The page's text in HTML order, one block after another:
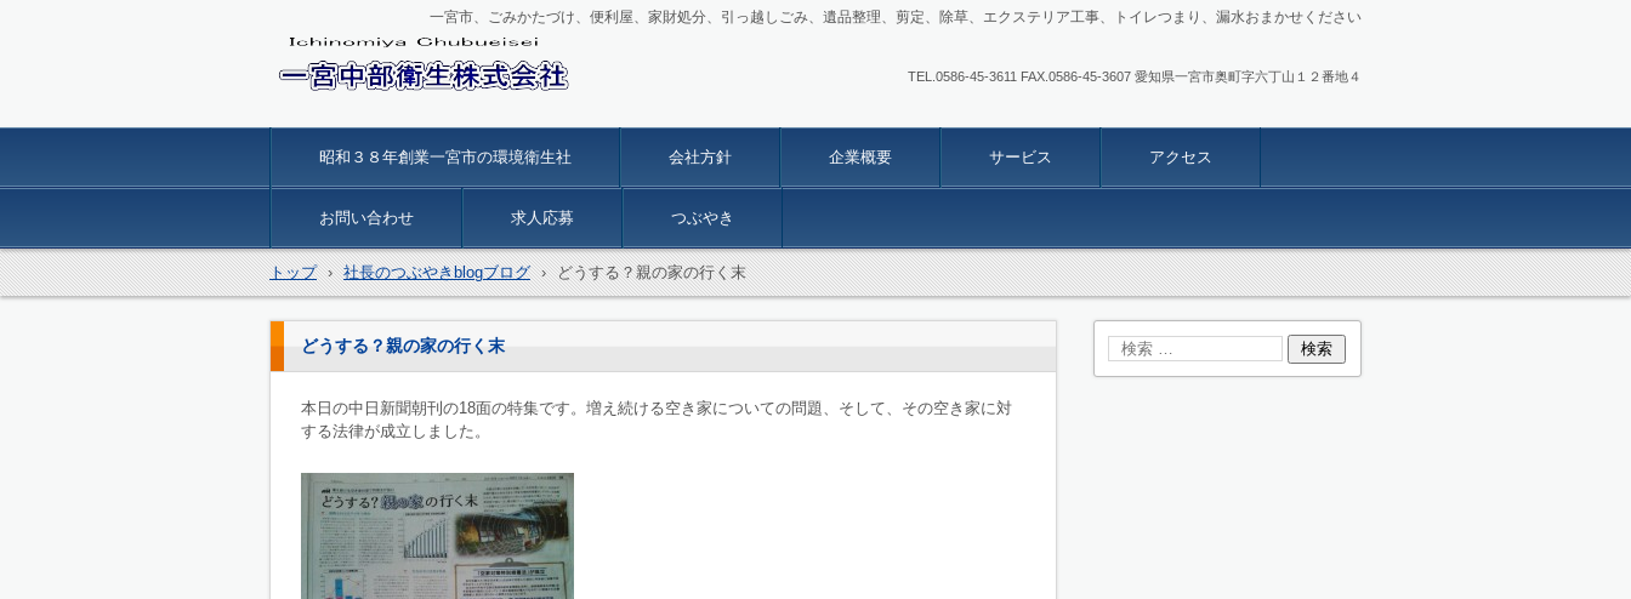
一宮市、ごみかたづけ、便利屋、家財処分、引っ越しごみ、遺品整理、剪定、除草、エクステリア工事、トイレつまり、漏水おまかせください
TEL.0586-45-3611 FAX.0586-45-3607 愛知県一宮市奥町字六丁山１２番地４
昭和３８年創業一宮市の環境衛生社 会社方針 企業概要 サービス アクセス
お問い合わせ 求人応募 つぶやき
トップ › 社長のつぶやきblogブログ › どうする？親の家の行く末
どうする？親の家の行く末
本日の中日新聞朝刊の18面の特集です。増え続ける空き家についての問題、そして、その空き家に対
する法律が成立しました。